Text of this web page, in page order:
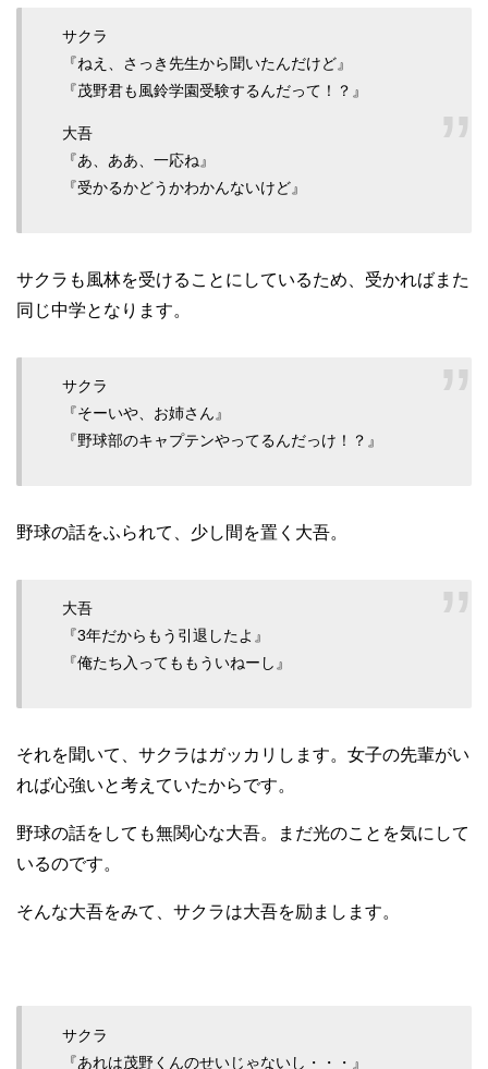
サクラ
『ねえ、さっき先生から聞いたんだけど』
『茂野君も風鈴学園受験するんだって！？』
大吾
『あ、ああ、一応ね』
『受かるかどうかわかんないけど』
サクラも風林を受けることにしているため、受かればまた
同じ中学となります。
サクラ
『そーいや、お姉さん』
『野球部のキャプテンやってるんだっけ！？』
野球の話をふられて、少し間を置く大吾。
大吾
『3年だからもう引退したよ』
『俺たち入ってももういねーし』
それを聞いて、サクラはガッカリします。女子の先輩がい
れば心強いと考えていたからです。
野球の話をしても無関心な大吾。まだ光のことを気にして
いるのです。
そんな大吾をみて、サクラは大吾を励まします。
サクラ
『あれは茂野くんのせいじゃないし・・・』